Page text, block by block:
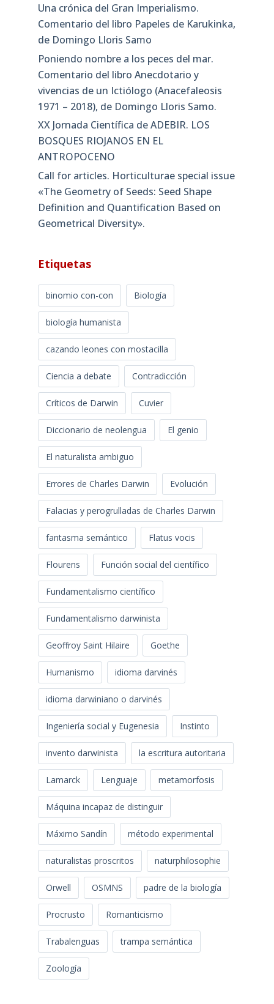
Una crónica del Gran Imperialismo.
Comentario del libro Papeles de Karukinka,
de Domingo Lloris Samo
Poniendo nombre a los peces del mar.
Comentario del libro Anecdotario y
vivencias de un Ictiólogo (Anacefaleosis
1971 – 2018), de Domingo Lloris Samo.
XX Jornada Científica de ADEBIR. LOS
BOSQUES RIOJANOS EN EL
ANTROPOCENO
Call for articles. Horticulturae special issue
«The Geometry of Seeds: Seed Shape
Definition and Quantification Based on
Geometrical Diversity»​.
Etiquetas
binomio con-con Biología
biología humanista
cazando leones con mostacilla
Ciencia a debate Contradicción
Críticos de Darwin Cuvier
Diccionario de neolengua El genio
El naturalista ambiguo
Errores de Charles Darwin Evolución
Falacias y perogrulladas de Charles Darwin
fantasma semántico Flatus vocis
Flourens Función social del científico
Fundamentalismo científico
Fundamentalismo darwinista
Geoffroy Saint Hilaire Goethe
Humanismo idioma darvinés
idioma darwiniano o darvinés
Ingeniería social y Eugenesia Instinto
invento darwinista la escritura autoritaria
Lamarck Lenguaje metamorfosis
Máquina incapaz de distinguir
Máximo Sandín método experimental
naturalistas proscritos naturphilosophie
Orwell OSMNS padre de la biología
Procrusto Romanticismo
Trabalenguas trampa semántica
Zoología